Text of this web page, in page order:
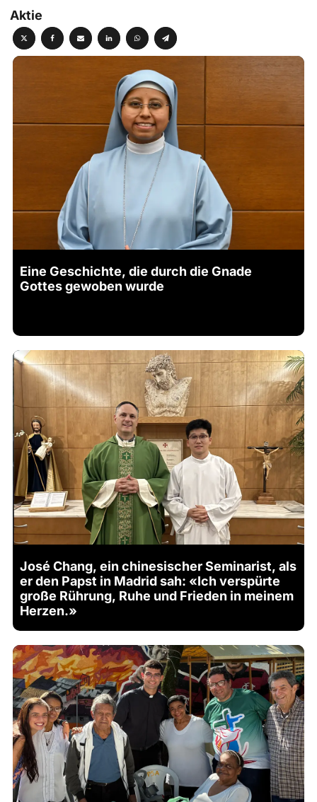
Aktie
Eine Geschichte, die durch die Gnade
Gottes gewoben wurde
José Chang, ein chinesischer Seminarist, als
er den Papst in Madrid sah: «Ich verspürte
große Rührung, Ruhe und Frieden in meinem
Herzen.»